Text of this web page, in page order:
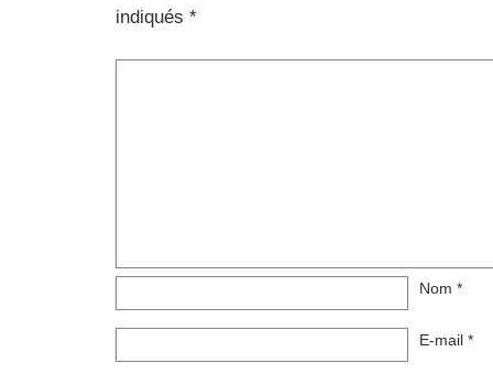
indiqués *
Nom *
E-mail *